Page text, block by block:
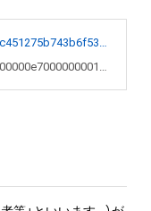
字が楽譜の何小節目
を表す。
0xb30fc2d754c88c451275b743b6f530f19f643683
0x000000000c36000000e7000000001dde